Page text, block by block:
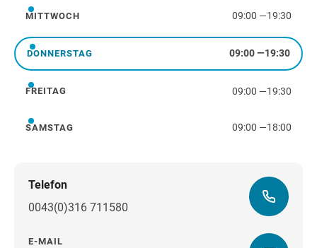
Mittwoch
MITTWOCH 09:00 —19:30
Donnerstag
DONNERSTAG 09:00—19:30
Freitag
FREITAG 09:00 —19:30
Samstag
SAMSTAG 09:00 —18:00
Telefon
0043(0)316 711580
E-MAIL